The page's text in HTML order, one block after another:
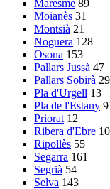
Maresme 89
Moianès 31
Montsià 21
Noguera 128
Osona 153
Pallars Jussà 47
Pallars Sobirà 29
Pla d'Urgell 13
Pla de l'Estany
Priorat 12
Ribera d'Ebre 10
Ripollès 55
Segarra 161
Segrià 54
Selva 143